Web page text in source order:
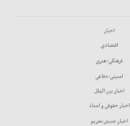
اخبار
اقتصادي
فرهنگي-هنري
امنيتي-دفاعي
اخبار بين الملل
اخبار حقوقي و اسناد
اخبار جنبش تحريم